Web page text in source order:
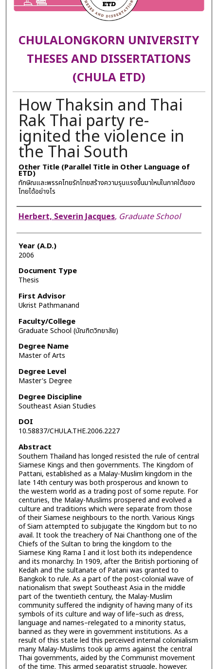
CHULALONGKORN UNIVERSITY
THESES AND DISSERTATIONS
(CHULA ETD)
How Thaksin and Thai
Rak Thai party re-
ignited the violence in
the Thai South
Other Title (Parallel Title in Other Language of
ETD)
ทักษิณและพรรคไทยรักไทยสร้างความรุนแรงขึ้นมาใหม่ในภาคใต้ของ
ไทยได้อย่างไร
Author
Herbert, Severin Jacques, Graduate School
Year (A.D.)
2006
Document Type
Thesis
First Advisor
Ukrist Pathmanand
Faculty/College
Graduate School (บัณฑิตวิทยาลัย)
Degree Name
Master of Arts
Degree Level
Master's Degree
Degree Discipline
Southeast Asian Studies
DOI
10.58837/CHULA.THE.2006.2227
Abstract
Southern Thailand has longed resisted the rule of central
Siamese Kings and then governments. The Kingdom of
Pattani, established as a Malay-Muslim kingdom in the
late 14th century was both prosperous and known to
the western world as a trading post of some repute. For
centuries, the Malay-Muslims prospered and evolved a
culture and traditions which were separate from those
of their Siamese neighbours to the north. Various Kings
of Siam attempted to subjugate the Kingdom but to no
avail. It took the treachery of Nai Chanthong one of the
Chiefs of the Sultan to bring the kingdom to the
Siamese King Rama I and it lost both its independence
and its monarchy. In 1909, after the British portioning of
Kedah and the sultanate of Patani was granted to
Bangkok to rule. As a part of the post-colonial wave of
nationalism that swept Southeast Asia in the middle
part of the twentieth century, the Malay-Muslim
community suffered the indignity of having many of its
symbols of its culture and way of life–such as dress,
language and names–relegated to a minority status,
banned as they were in government institutions. As a
result of this state led this perceived internal colonialism
many Malay-Muslims took up arms against the central
Thai governments, aided by the Communist movement
of the time. This armed separatist struggle, however,